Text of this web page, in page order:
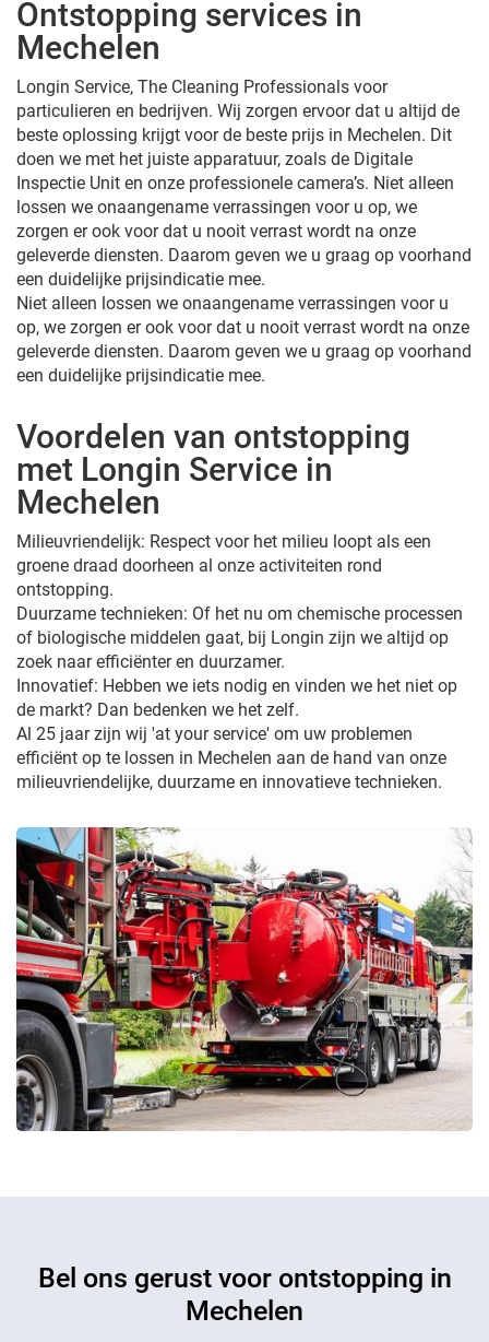
Ontstopping services in
Mechelen
Longin Service, The Cleaning Professionals voor
particulieren en bedrijven. Wij zorgen ervoor dat u altijd de
beste oplossing krijgt voor de beste prijs in Mechelen. Dit
doen we met het juiste apparatuur, zoals de Digitale
Inspectie Unit en onze professionele camera’s. Niet alleen
lossen we onaangename verrassingen voor u op, we
zorgen er ook voor dat u nooit verrast wordt na onze
geleverde diensten. Daarom geven we u graag op voorhand
een duidelijke prijsindicatie mee.
Niet alleen lossen we onaangename verrassingen voor u
op, we zorgen er ook voor dat u nooit verrast wordt na onze
geleverde diensten. Daarom geven we u graag op voorhand
een duidelijke prijsindicatie mee.
Voordelen van ontstopping
met Longin Service in
Mechelen
Milieuvriendelijk: Respect voor het milieu loopt als een
groene draad doorheen al onze activiteiten rond
ontstopping.
Duurzame technieken: Of het nu om chemische processen
of biologische middelen gaat, bij Longin zijn we altijd op
zoek naar efficiënter en duurzamer.
Innovatief: Hebben we iets nodig en vinden we het niet op
de markt? Dan bedenken we het zelf.
Al 25 jaar zijn wij 'at your service' om uw problemen
efficiënt op te lossen in Mechelen aan de hand van onze
milieuvriendelijke, duurzame en innovatieve technieken.
Bel ons gerust voor ontstopping in
Mechelen